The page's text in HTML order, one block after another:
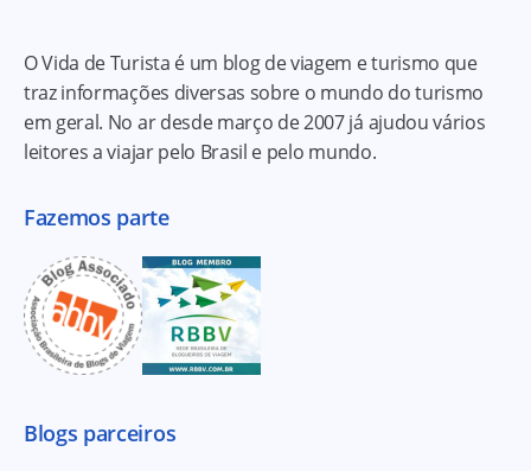
O Vida de Turista é um blog de viagem e turismo que
traz informações diversas sobre o mundo do turismo
em geral. No ar desde março de 2007 já ajudou vários
leitores a viajar pelo Brasil e pelo mundo.
Fazemos parte
Blogs parceiros